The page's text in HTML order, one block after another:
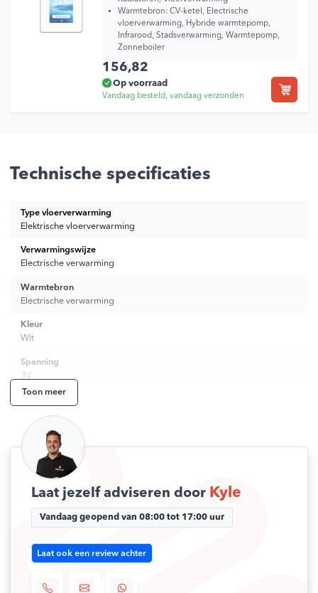
Warmtebron: CV-ketel, Electrische
vloerverwarming, Hybride warmtepomp,
Infrarood, Stadsverwarming, Warmtepomp,
Zonneboiler
156,82
Op voorraad
Vandaag besteld, vandaag verzonden
Technische specificaties
Type vloerverwarming
Elektrische vloerverwarming
Verwarmingswijze
Electrische verwarming
Warmtebron
Electrische verwarming
Kleur
Wit
Spanning
3V
EAN
5034526014390
Gewicht
1 kg
Afmetingen
20 × 10 × 2 cm
Merk
Warmup
MPN nummer
Toon meer
Laat jezelf adviseren door Kyle
Vandaag geopend van 08:00 tot 17:00 uur
Laat ook een review achter